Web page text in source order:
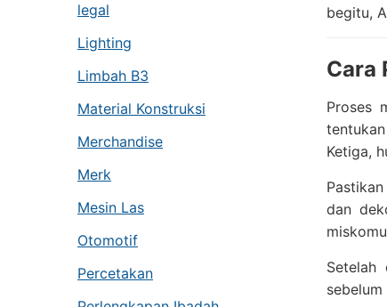
legal
Lighting
Limbah B3
Material Konstruksi
Merchandise
Merk
Mesin Las
Otomotif
Percetakan
begitu,
Cara
Proses
Ketiga,
dan
Setelah